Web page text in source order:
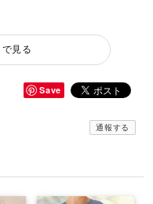
見る
Save
通報する